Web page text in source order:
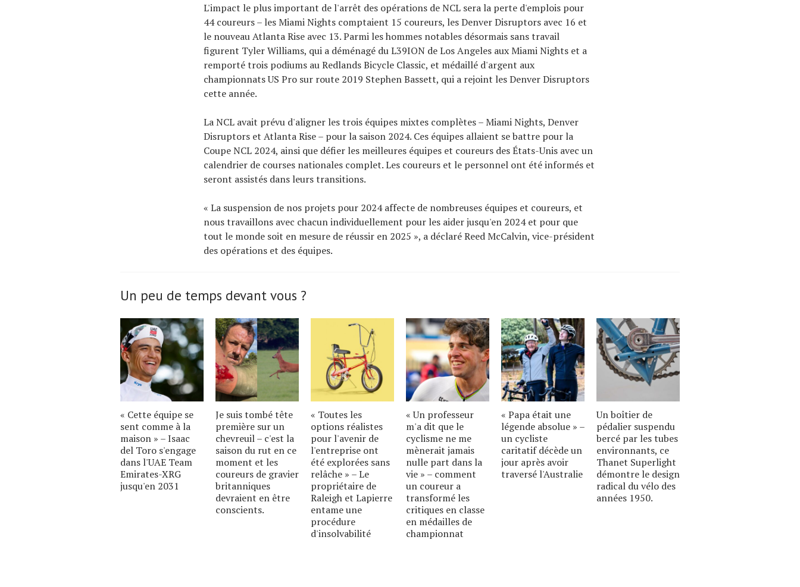
L'impact le plus important de l'arrêt des opérations de NCL sera la perte d'emplois pour
44 coureurs – les Miami Nights comptaient 15 coureurs, les Denver Disruptors avec 16 et
le nouveau Atlanta Rise avec 13. Parmi les hommes notables désormais sans travail
figurent Tyler Williams, qui a déménagé du L39ION de Los Angeles aux Miami Nights et a
remporté trois podiums au Redlands Bicycle Classic, et médaillé d'argent aux
championnats US Pro sur route 2019 Stephen Bassett, qui a rejoint les Denver Disruptors
cette année.
La NCL avait prévu d'aligner les trois équipes mixtes complètes – Miami Nights, Denver
Disruptors et Atlanta Rise – pour la saison 2024. Ces équipes allaient se battre pour la
Coupe NCL 2024, ainsi que défier les meilleures équipes et coureurs des États-Unis avec un
calendrier de courses nationales complet. Les coureurs et le personnel ont été informés et
seront assistés dans leurs transitions.
« La suspension de nos projets pour 2024 affecte de nombreuses équipes et coureurs, et
nous travaillons avec chacun individuellement pour les aider jusqu'en 2024 et pour que
tout le monde soit en mesure de réussir en 2025 », a déclaré Reed McCalvin, vice-président
des opérations et des équipes.
Un peu de temps devant vous ?
« Cette équipe se
sent comme à la
maison » – Isaac
del Toro s'engage
dans l'UAE Team
Emirates-XRG
jusqu'en 2031
Je suis tombé tête
première sur un
chevreuil – c'est la
saison du rut en ce
moment et les
coureurs de gravier
britanniques
devraient en être
conscients.
« Toutes les
options réalistes
pour l'avenir de
l'entreprise ont
été explorées sans
relâche » – Le
propriétaire de
Raleigh et Lapierre
entame une
procédure
d'insolvabilité
« Un professeur
m'a dit que le
cyclisme ne me
mènerait jamais
nulle part dans la
vie » – comment
un coureur a
transformé les
critiques en classe
en médailles de
championnat
« Papa était une
légende absolue » –
un cycliste
caritatif décède un
jour après avoir
traversé l'Australie
Un boîtier de
pédalier suspendu
bercé par les tubes
environnants, ce
Thanet Superlight
démontre le design
radical du vélo des
années 1950.